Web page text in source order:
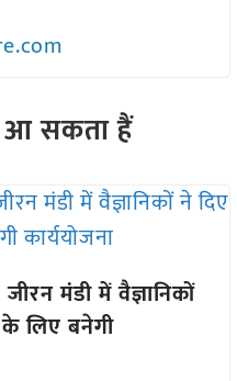
सकता हैं
मंडी में वैज्ञानिकों
लिए बनेगी